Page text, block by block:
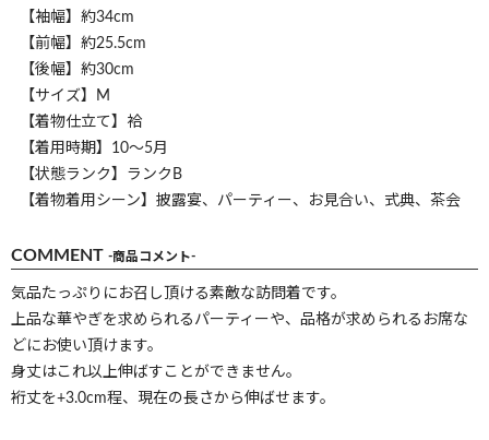
【袖幅】約34cm
【前幅】約25.5cm
【後幅】約30cm
【サイズ】M
【着物仕立て】袷
【着用時期】10～5月
【状態ランク】ランクB
【着物着用シーン】披露宴、パーティー、お見合い、式典、茶会
COMMENT -商品コメント-
気品たっぷりにお召し頂ける素敵な訪問着です。
上品な華やぎを求められるパーティーや、品格が求められるお席な
どにお使い頂けます。
身丈はこれ以上伸ばすことができません。
裄丈を+3.0cm程、現在の長さから伸ばせます。